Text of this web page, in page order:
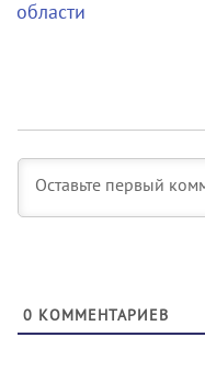
области
0 КОММЕНТАРИЕВ